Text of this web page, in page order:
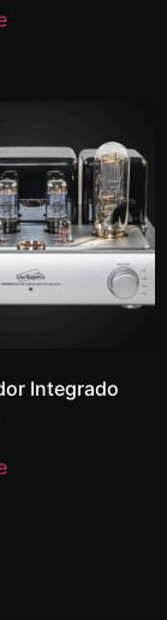
Integrado